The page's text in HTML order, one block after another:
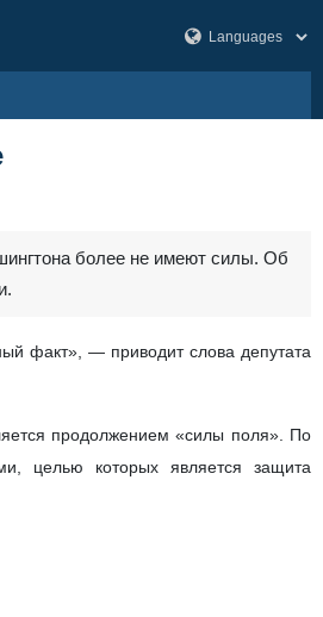
более не имеют силы. Об
факт», — приводит слова депутата
продолжением «силы поля». По
целью которых является защита